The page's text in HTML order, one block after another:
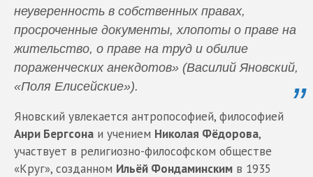
неуверенность в собственных правах,
просроченные документы, хлопоты о праве на
жительство, о праве на труд и обилие
пораженческих анекдотов» (Василий Яновский,
«Поля Елисейские»).
Яновский увлекается антропософией, философией
Анри Бергсона и учением Николая Фёдорова,
участвует в религиозно-философском обществе
«Круг», созданном Ильёй Фондаминским в 1935